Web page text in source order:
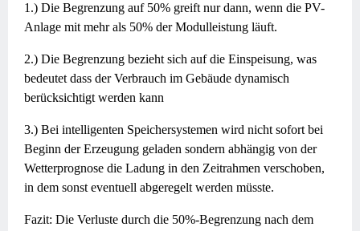
1.) Die Begrenzung auf 50% greift nur dann, wenn die PV-
Anlage mit mehr als 50% der Modulleistung läuft.
2.) Die Begrenzung bezieht sich auf die Einspeisung, was
bedeutet dass der Verbrauch im Gebäude dynamisch
berücksichtigt werden kann
3.) Bei intelligenten Speichersystemen wird nicht sofort bei
Beginn der Erzeugung geladen sondern abhängig von der
Wetterprognose die Ladung in den Zeitrahmen verschoben,
in dem sonst eventuell abgeregelt werden müsste.
Fazit: Die Verluste durch die 50%-Begrenzung nach dem